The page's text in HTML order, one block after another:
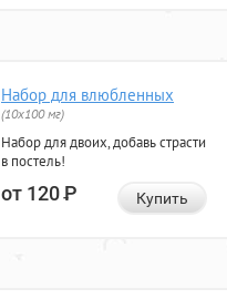
Набор для влюбленных
(10х100 мг)
Набор для двоих, добавь страсти
в постель!
от 120Р Купить